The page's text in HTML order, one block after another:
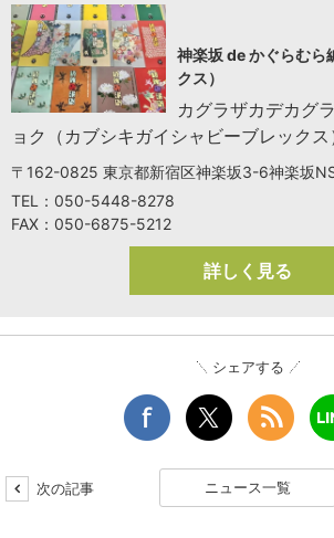
神楽坂 de かぐらむら
クス）
カグラザカデカグ
ョク（カブシキガイシャビーブレックス
〒162-0825 東京都新宿区神楽坂3-6神楽坂
TEL：050-5448-8278
FAX：050-6875-5212
詳しく見る
シェアする
次の記事 ニュース一覧